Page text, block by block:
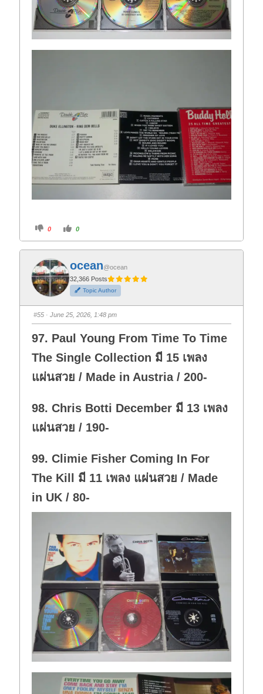
C
i
k
f
o
r
t
h
u
m
b
d
o
n
0
C
i
k
o
r
t
h
u
m
b
u
p
0
ocean@ocean
32,366 Posts
Topic Author
#55 · June 25, 2026, 1:48 pm
97. Paul Young From Time To Time
The Single Collection มี 15 เพลง
แผ่นสวย / Made in Austria / 200-
98. Chris Botti December มี 13 เพลง
แผ่นสวย / 190-
99. Climie Fisher Coming In For
The Kill มี 11 เพลง แผ่นสวย / Made
in UK / 80-